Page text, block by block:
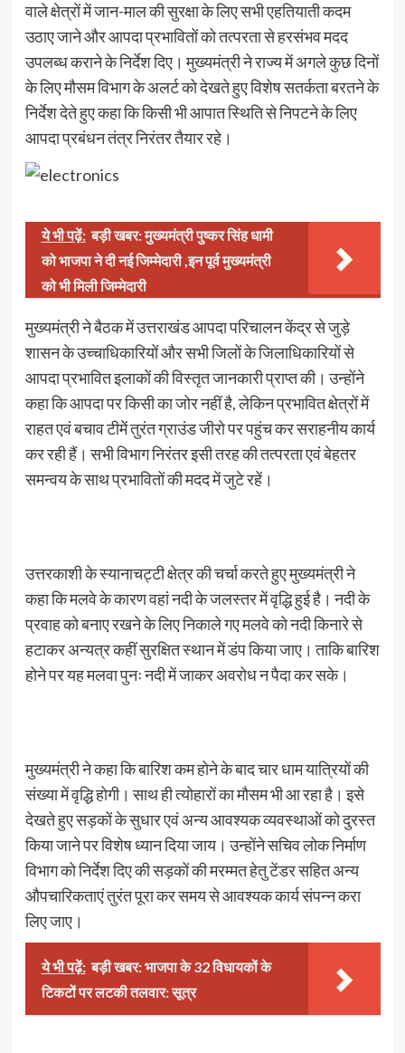
वाले क्षेत्रों में जान-माल की सुरक्षा के लिए सभी एहतियाती कदम
उठाए जाने और आपदा प्रभावितों को तत्परता से हरसंभव मदद
उपलब्ध कराने के निर्देश दिए। मुख्यमंत्री ने राज्य में अगले कुछ दिनों
के लिए मौसम विभाग के अलर्ट को देखते हुए विशेष सतर्कता बरतने के
निर्देश देते हुए कहा कि किसी भी आपात स्थिति से निपटने के लिए
आपदा प्रबंधन तंत्र निरंतर तैयार रहे।
ये भी पढ़ें: बड़ी खबर: मुख्यमंत्री पुष्कर सिंह धामी
को भाजपा ने दी नई जिम्मेदारी ,इन पूर्व मुख्यमंत्री
को भी मिली जिम्मेदारी
मुख्यमंत्री ने बैठक में उत्तराखंड आपदा परिचालन केंद्र से जुड़े
शासन के उच्चाधिकारियों और सभी जिलों के जिलाधिकारियों से
आपदा प्रभावित इलाकों की विस्तृत जानकारी प्राप्त की। उन्होंने
कहा कि आपदा पर किसी का जोर नहीं है, लेकिन प्रभावित क्षेत्रों में
राहत एवं बचाव टीमें तुरंत ग्राउंड जीरो पर पहुंच कर सराहनीय कार्य
कर रही हैं। सभी विभाग निरंतर इसी तरह की तत्परता एवं बेहतर
समन्वय के साथ प्रभावितों की मदद में जुटे रहें।
उत्तरकाशी के स्यानाचट्टी क्षेत्र की चर्चा करते हुए मुख्यमंत्री ने
कहा कि मलवे के कारण वहां नदी के जलस्तर में वृद्धि हुई है। नदी के
प्रवाह को बनाए रखने के लिए निकाले गए मलवे को नदी किनारे से
हटाकर अन्यत्र कहीं सुरक्षित स्थान में डंप किया जाए। ताकि बारिश
होने पर यह मलवा पुनः नदी में जाकर अवरोध न पैदा कर सके।
मुख्यमंत्री ने कहा कि बारिश कम होने के बाद चार धाम यात्रियों की
संख्या में वृद्धि होगी। साथ ही त्योहारों का मौसम भी आ रहा है। इसे
देखते हुए सड़कों के सुधार एवं अन्य आवश्यक व्यवस्थाओं को दुरस्त
किया जाने पर विशेष ध्यान दिया जाय। उन्होंने सचिव लोक निर्माण
विभाग को निर्देश दिए की सड़कों की मरम्मत हेतु टेंडर सहित अन्य
औपचारिकताएं तुरंत पूरा कर समय से आवश्यक कार्य संपन्न करा
लिए जाए।
ये भी पढ़ें: बड़ी खबर: भाजपा के 32 विधायकों के
टिकटों पर लटकी तलवार: सूत्र